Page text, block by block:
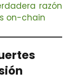
razón
on-chain